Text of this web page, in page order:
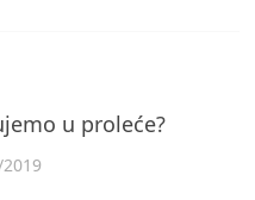
u proleće?